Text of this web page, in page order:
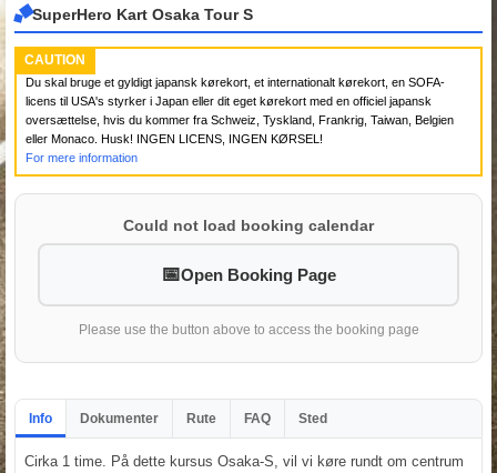
SuperHero Kart Osaka Tour S
CAUTION
Du skal bruge et gyldigt japansk kørekort, et internationalt kørekort, en SOFA-
licens til USA's styrker i Japan eller dit eget kørekort med en officiel japansk
oversættelse, hvis du kommer fra Schweiz, Tyskland, Frankrig, Taiwan, Belgien
eller Monaco. Husk! INGEN LICENS, INGEN KØRSEL!
For mere information
Could not load booking calendar
Open Booking Page
Please use the button above to access the booking page
Info Dokumenter Rute FAQ Sted
Cirka 1 time. På dette kursus Osaka-S, vil vi køre rundt om centrum